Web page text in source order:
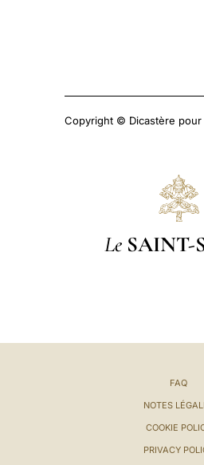
Copyright © Dicastère pour
Le SAINT-
FAQ
NOTES
COOKIE
PRIVACY